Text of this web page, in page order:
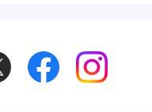
Twitter Facebook Instagram